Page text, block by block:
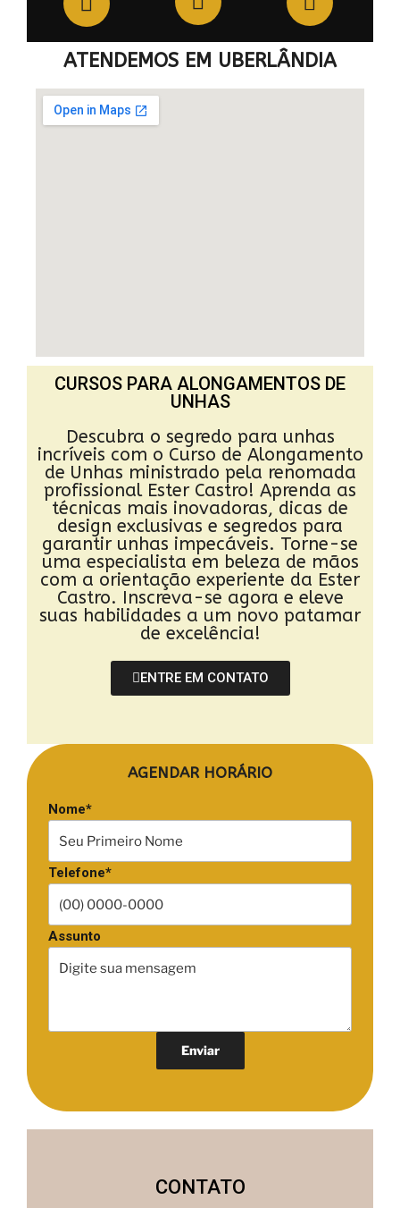
ATENDEMOS EM UBERLÂNDIA
CURSOS PARA ALONGAMENTOS DE
UNHAS
Descubra o segredo para unhas
incríveis com o Curso de Alongamento
de Unhas ministrado pela renomada
profissional Ester Castro! Aprenda as
técnicas mais inovadoras, dicas de
design exclusivas e segredos para
garantir unhas impecáveis. Torne-se
uma especialista em beleza de mãos
com a orientação experiente da Ester
Castro. Inscreva-se agora e eleve
suas habilidades a um novo patamar
de excelência!
ENTRE EM CONTATO
AGENDAR HORÁRIO
Nome*
Telefone*
Assunto
CONTATO